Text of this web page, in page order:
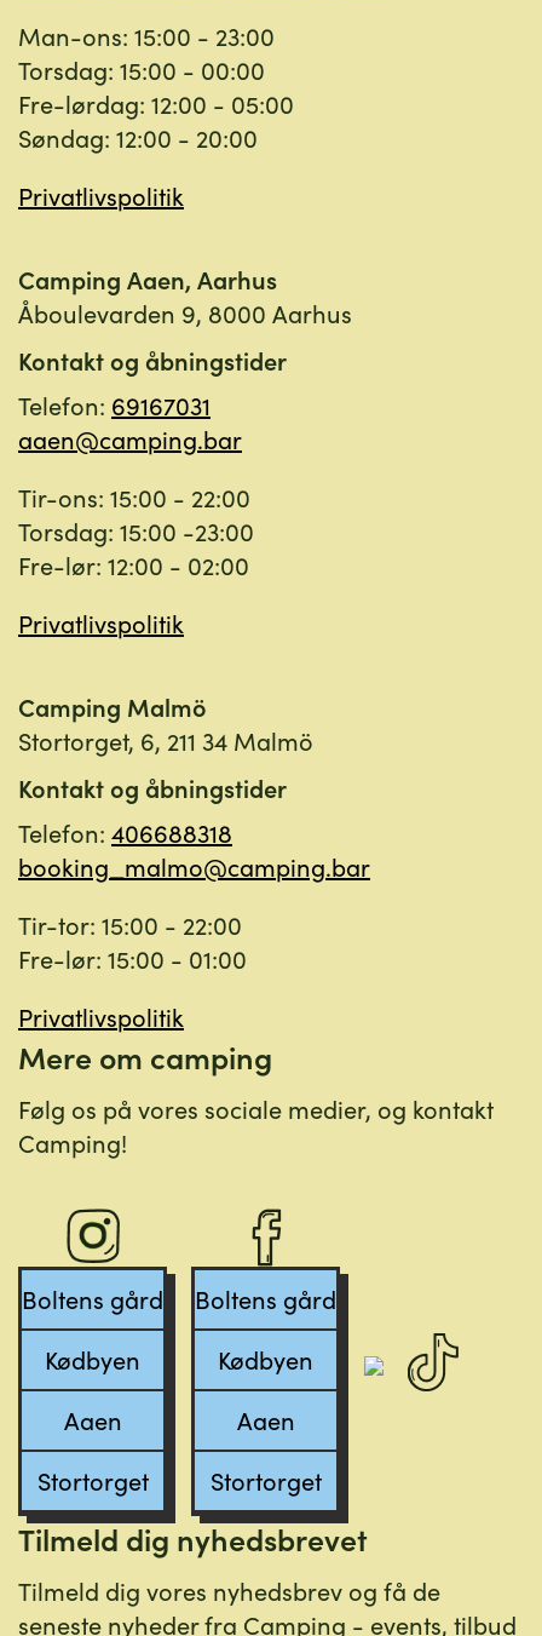
Man-ons: 15:00 - 23:00
Torsdag: 15:00 - 00:00
Fre-lørdag: 12:00 - 05:00
Søndag: 12:00 - 20:00
Privatlivspolitik
Camping Aaen, Aarhus
Åboulevarden 9, 8000 Aarhus
Kontakt og åbningstider
Telefon: 69167031
aaen@camping.bar
Tir-ons: 15:00 - 22:00
Torsdag: 15:00 -23:00
Fre-lør: 12:00 - 02:00
Privatlivspolitik
Camping Malmö
Stortorget, 6, 211 34 Malmö
Kontakt og åbningstider
Telefon: 406688318
booking_malmo@camping.bar
Tir-tor: 15:00 - 22:00
Fre-lør: 15:00 - 01:00
Privatlivspolitik
Mere om camping
Følg os på vores sociale medier, og kontakt
Camping!
Boltens gård
Kødbyen
Aaen
Stortorget
Boltens gård
Kødbyen
Aaen
Stortorget
Tilmeld dig nyhedsbrevet
Tilmeld dig vores nyhedsbrev og få de
seneste nyheder fra Camping - events, tilbud